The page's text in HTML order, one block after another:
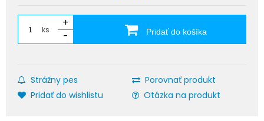
ks
+
-
Pridať do košíka
Strážny pes
Porovnať produkt
Pridať do wishlistu
Otázka na produkt